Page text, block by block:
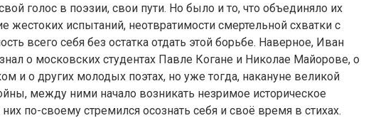
голос в поэзии, свои пути. Но было и то, что объединяло их
жестоких испытаний, неотвратимости смертельной схватки с
всего себя без остатка отдать этой борьбе. Наверное, Иван
о московских студентах Павле Когане и Николае Майорове, о
и о других молодых поэтах, но уже тогда, накануне великой
между ними начало возникать незримое историческое
по-своему стремился осознать себя и своё время в стихах.